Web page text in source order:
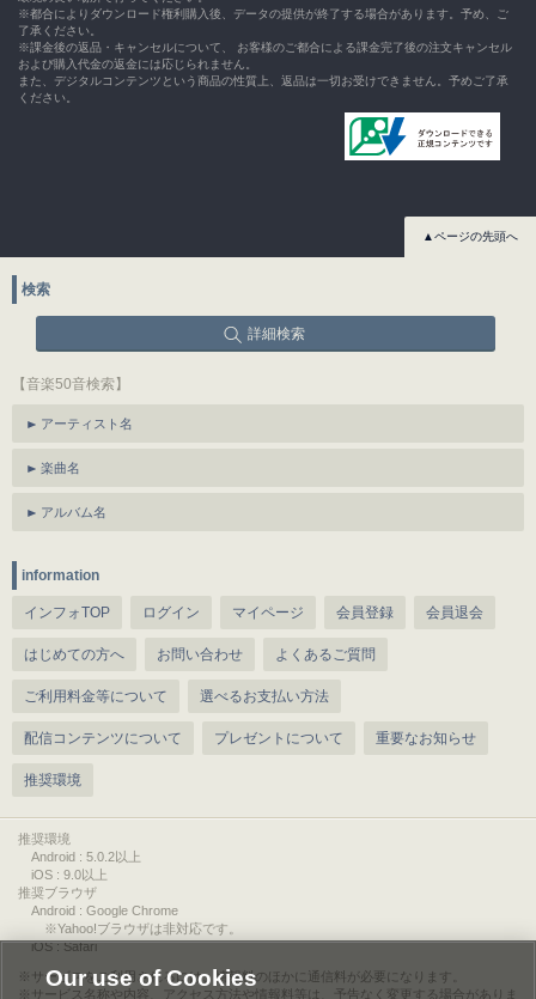
※都合によりダウンロード権利購入後、データの提供が終了する場合があります。予め、ご
了承ください。
※課金後の返品・キャンセルについて、 お客様のご都合による課金完了後の注文キャンセル
および購入代金の返金には応じられません。
また、デジタルコンテンツという商品の性質上、返品は一切お受けできません。予めご了承
ください。
▲ページの先頭へ
検索
詳細検索
【音楽50音検索】
アーティスト名
楽曲名
アルバム名
information
インフォTOP ログイン マイページ 会員登録 会員退会
はじめての方へ お問い合わせ よくあるご質問
ご利用料金等について 選べるお支払い方法
配信コンテンツについて プレゼントについて 重要なお知らせ
推奨環境
推奨環境
Android : 5.0.2以上
iOS : 9.0以上
推奨ブラウザ
Android : Google Chrome
※Yahoo!ブラウザは非対応です。
iOS : Safari
サービスをご利用されるには、情報料のほかに通信料が必要になります。
サービス名称や内容、アクセス方法や情報料等は、予告なく変更する場合がありま
Our use of Cookies